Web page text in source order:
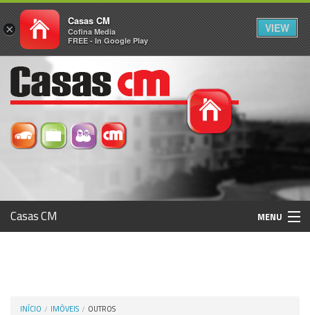
Casas CM MENU
INÍCIO IMÓVEIS OUTROS
×
Casas CM
Cofina Media
FREE - In Google Play
VIEW